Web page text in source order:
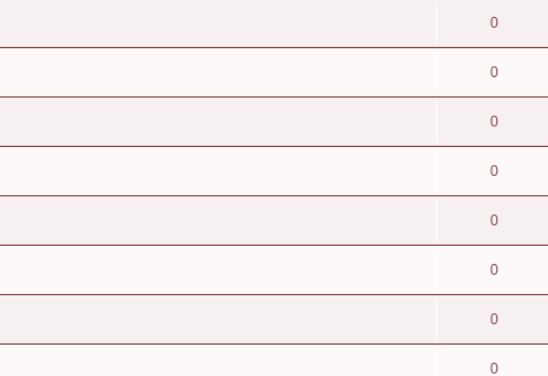
0
0
0
0
0
0
0
0